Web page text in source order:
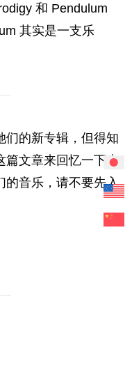
和 Pendulum
其实是一支乐
们的新专辑，但得知
篇文章来回忆一下当
的音乐，请不要先入